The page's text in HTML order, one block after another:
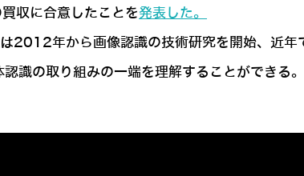
買収に合意したことを発表した。
年から画像認識の技術研究を開始、近年
の取り組みの一端を理解することができる。